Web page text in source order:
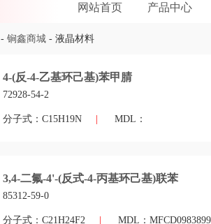
网站首页 产品中心
- 锏鑫商城 - 液晶材料
4-(反-4-乙基环己基)苯甲腈
72928-54-2
分子式：C15H19N MDL：
3,4-二氟-4'-(反式-4-丙基环己基)联苯
85312-59-0
分子式：C21H24F2 MDL：